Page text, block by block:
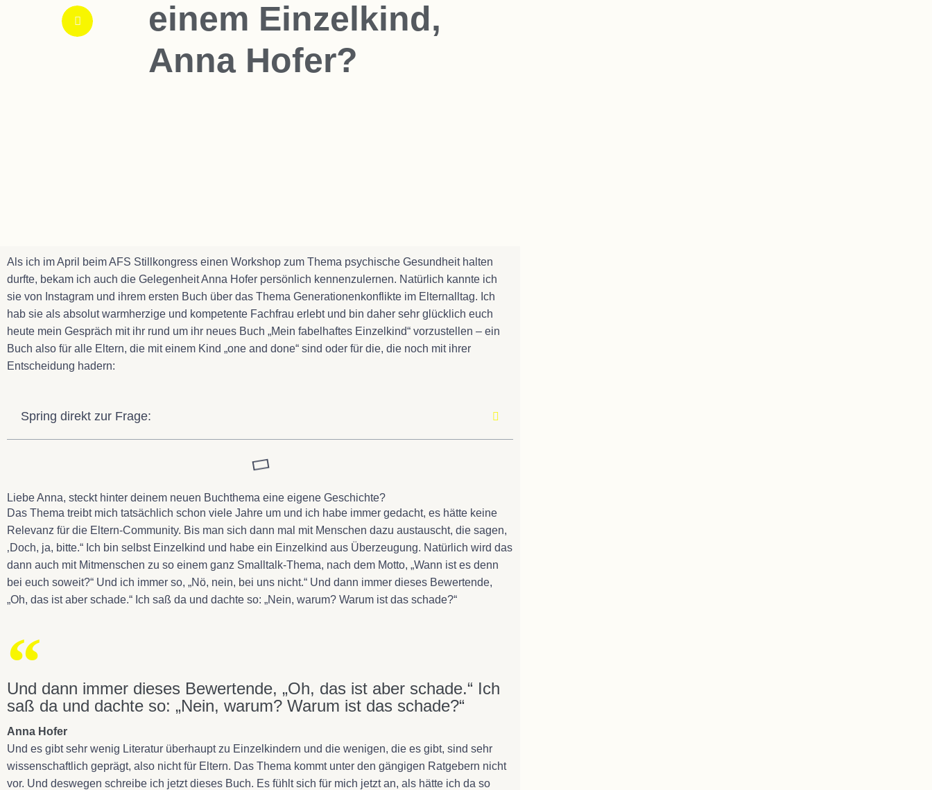
einem Einzelkind,
Anna Hofer?
Als ich im April beim AFS Stillkongress einen Workshop zum Thema psychische Gesundheit halten
durfte, bekam ich auch die Gelegenheit Anna Hofer persönlich kennenzulernen. Natürlich kannte ich
sie von Instagram und ihrem ersten Buch über das Thema Generationenkonflikte im Elternalltag. Ich
hab sie als absolut warmherzige und kompetente Fachfrau erlebt und bin daher sehr glücklich euch
heute mein Gespräch mit ihr rund um ihr neues Buch „Mein fabelhaftes Einzelkind“ vorzustellen – ein
Buch also für alle Eltern, die mit einem Kind „one and done“ sind oder für die, die noch mit ihrer
Entscheidung hadern:
Spring direkt zur Frage:
Liebe Anna, steckt hinter deinem neuen Buchthema eine eigene Geschichte?
Das Thema treibt mich tatsächlich schon viele Jahre um und ich habe immer gedacht, es hätte keine
Relevanz für die Eltern-Community. Bis man sich dann mal mit Menschen dazu austauscht, die sagen,
‚Doch, ja, bitte.“ Ich bin selbst Einzelkind und habe ein Einzelkind aus Überzeugung. Natürlich wird das
dann auch mit Mitmenschen zu so einem ganz Smalltalk-Thema, nach dem Motto, „Wann ist es denn
bei euch soweit?“ Und ich immer so, „Nö, nein, bei uns nicht.“ Und dann immer dieses Bewertende,
„Oh, das ist aber schade.“ Ich saß da und dachte so: „Nein, warum? Warum ist das schade?“
Und dann immer dieses Bewertende, „Oh, das ist aber schade.“ Ich
saß da und dachte so: „Nein, warum? Warum ist das schade?“
Anna Hofer
Und es gibt sehr wenig Literatur überhaupt zu Einzelkindern und die wenigen, die es gibt, sind sehr
wissenschaftlich geprägt, also nicht für Eltern. Das Thema kommt unter den gängigen Ratgebern nicht
vor. Und deswegen schreibe ich jetzt dieses Buch. Es fühlt sich für mich jetzt an, als hätte ich da so